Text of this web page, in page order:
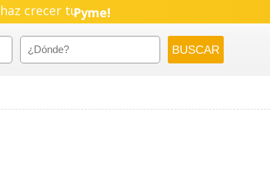
crecer tuPyme!
Emprendimiento!